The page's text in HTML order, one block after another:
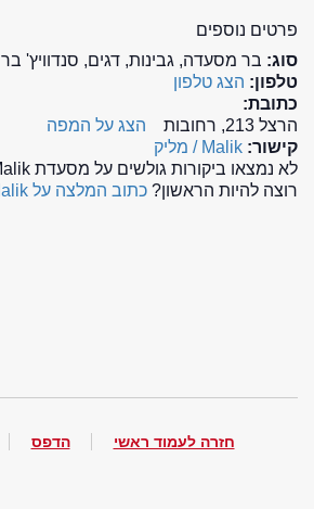
פרטים נוספים
סוג: בר מסעדה, גבינות, דגים, סנדוויץ' בר
טלפון: הצג טלפון
כתובת:
הרצל 213, רחובות
הצג על המפה
קישור: Malik / מליק
לא נמצאו ביקורות גולשים על מסעדת Malik / מליק במערכת.
רוצה להיות הראשון? כתוב המלצה על Malik / מליק
חזרה לעמוד ראשי הדפס